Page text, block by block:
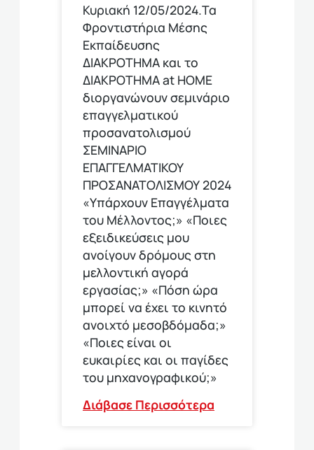
Κυριακή 12/05/2024.Τα
Φροντιστήρια Μέσης
Εκπαίδευσης
ΔΙΑΚΡΟΤΗΜΑ και το
ΔΙΑΚΡΟΤΗΜΑ at HOME
διοργανώνουν σεμινάριο
επαγγελματικού
προσανατολισμού
ΣΕΜΙΝΑΡΙΟ
ΕΠΑΓΓΕΛΜΑΤΙΚΟΥ
ΠΡΟΣΑΝΑΤΟΛΙΣΜΟΥ 2024
«Υπάρχουν Επαγγέλματα
του Μέλλοντος;» «Ποιες
εξειδικεύσεις μου
ανοίγουν δρόμους στη
μελλοντική αγορά
εργασίας;» «Πόση ώρα
μπορεί να έχει το κινητό
ανοιχτό μεσοβδόμαδα;»
«Ποιες είναι οι
ευκαιρίες και οι παγίδες
του μηχανογραφικού;»
Διάβασε Περισσότερα